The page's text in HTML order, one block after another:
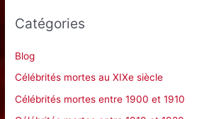
r
Catégories
Blog
Célébrités mortes au XIXe siècle
Célébrités mortes entre 1900 et 1910